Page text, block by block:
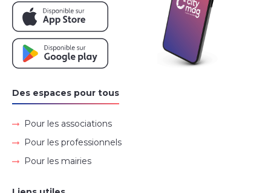
Des espaces pour tous
Pour les associations
Pour les professionnels
Pour les mairies